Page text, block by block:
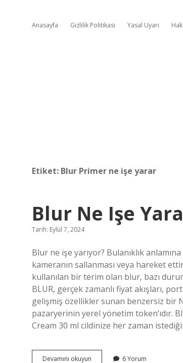
Anasayfa Gizlilik Politikası Yasal Uyarı
Etiket: Blur Primer ne işe yarar
Blur Ne Işe
Tarih: Eylül 7, 2024
Blur ne işe yarıyor? Bulanıklık
kameranın sallanması veya hareket
kullanılan bir terim olan blur, bazı
BLUR, gerçek zamanlı fiyat akışları,
gelişmiş özellikler sunan benzersiz bir
pazaryerinin yerel yönetim token’ıdır.
Cream 30 ml cildinize her zaman
Devamını okuyun 6 Yorum